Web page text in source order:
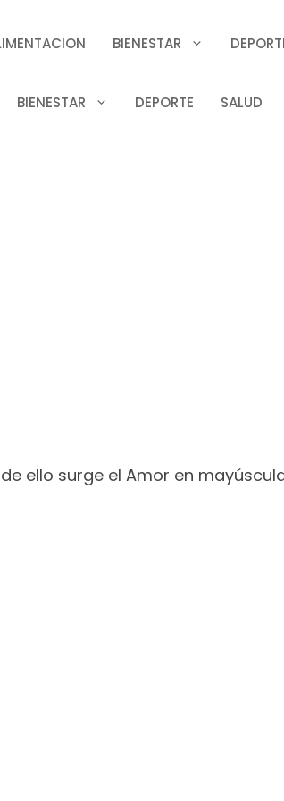
BIENESTAR
BIENESTAR DEPORTE SALUD
ello surge el Amor en